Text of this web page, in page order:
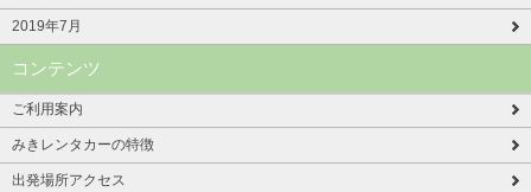
2019年7月
コンテンツ
ご利用案内
みきレンタカーの特徴
出発場所アクセス